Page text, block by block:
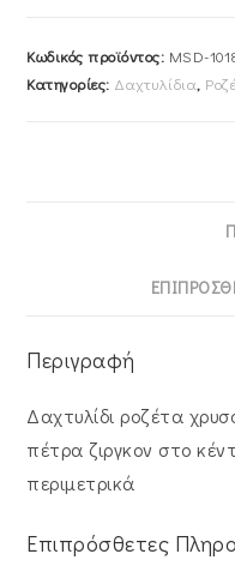
Ζιργκον
Στο
Κωδικός προϊόντος: MSD-
Κατηγορίες: Δαχτυλίδια,
Περιγραφή
Δαχτυλίδι ροζέτα
πέτρα ζιργκον στο
περιμετρικά
Επιπρόσθετες